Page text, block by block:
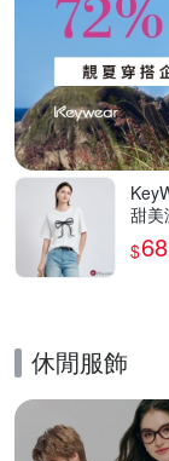
甜美
上
$
休閒服飾